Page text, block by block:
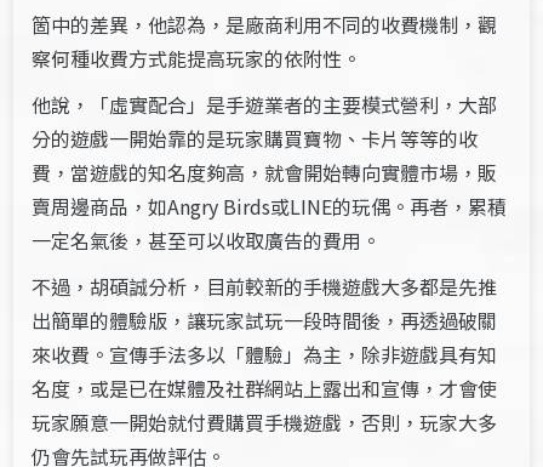
箇中的差異，他認為，是廠商利用不同的收費機制，觀
察何種收費方式能提高玩家的依附性。
他說，「虛實配合」是手遊業者的主要模式營利，大部
分的遊戲一開始靠的是玩家購買寶物、卡片等等的收
費，當遊戲的知名度夠高，就會開始轉向實體市場，販
賣周邊商品，如Angry Birds或LINE的玩偶。再者，累積
一定名氣後，甚至可以收取廣告的費用。
不過，胡碩誠分析，目前較新的手機遊戲大多都是先推
出簡單的體驗版，讓玩家試玩一段時間後，再透過破關
來收費。宣傳手法多以「體驗」為主，除非遊戲具有知
名度，或是已在媒體及社群網站上露出和宣傳，才會使
玩家願意一開始就付費購買手機遊戲，否則，玩家大多
仍會先試玩再做評估。